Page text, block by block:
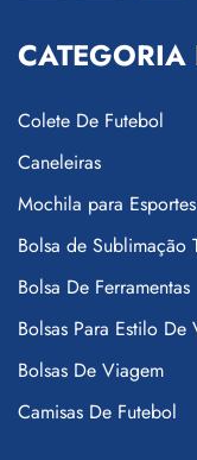
CATEGORIA
Colete De Futebol
Caneleiras
Mochila para
Bolsa de Sublimação
Bolsa De Ferramentas
Bolsas Para Estilo De
Bolsas De Viagem
Camisas De Futebol